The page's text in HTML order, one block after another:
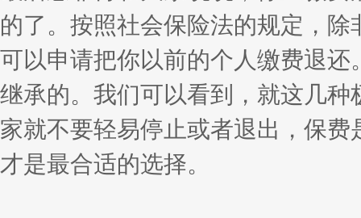
的了。按照社会保险法的规定，
可以申请把你以前的个人缴费退
继承的。我们可以看到，就这几
家就不要轻易停止或者退出，保
才是最合适的选择。